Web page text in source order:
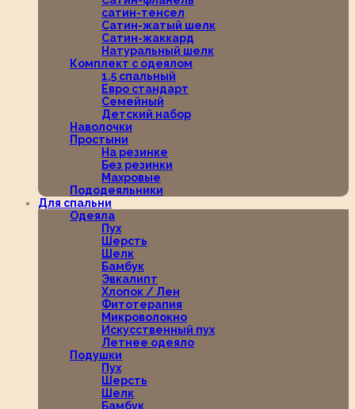
сатин-тенсел
Сатин-жатый шелк
Сатин-жаккард
Натуральный шелк
Комплект с одеялом
1,5 спальный
Евро стандарт
Семейный
Детский набор
Наволочки
Простыни
На резинке
Без резинки
Махровые
Пододеяльники
Для спальни
Одеяла
Пух
Шерсть
Шелк
Бамбук
Эвкалипт
Хлопок / Лен
Фитотерапия
Микроволокно
Искусственный пух
Летнее одеяло
Подушки
Пух
Шерсть
Шелк
Бамбук